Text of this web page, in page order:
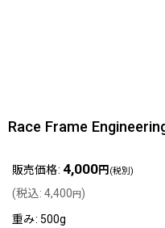
Race Frame
販売価格: 4,000円 (税別)
(税込: 4,400円)
重み: 500g